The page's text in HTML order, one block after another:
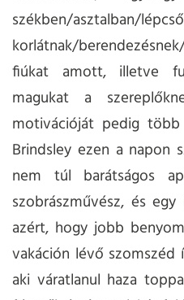
székben/
korlátnak/
fiúkat amott, illetve
magukat a
motivációját pedig
Brindsley ezen a napon
nem túl barátságos
szobrászművész, és
azért, hogy jobb
vakáción lévő szomszéd
aki váratlanul haza